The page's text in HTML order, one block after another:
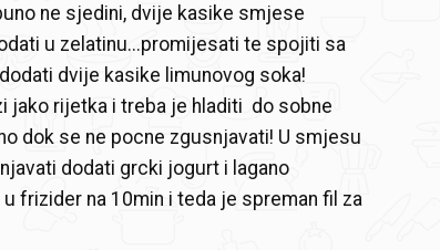
ne sjedini, dvije kasike smjese
u zelatinu...promijesati te spojiti sa
dvije kasike limunovog soka!
jako rijetka i treba je hladiti do sobne
dok se ne pocne zgusnjavati! U smjesu
dodati grcki jogurt i lagano
frizider na 10min i teda je spreman fil za